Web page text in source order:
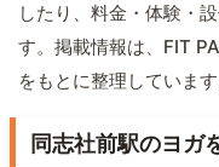
したり、料金・体験・
す。掲載情報は、FIT
をもとに整理しています
同志社前駅のヨガ